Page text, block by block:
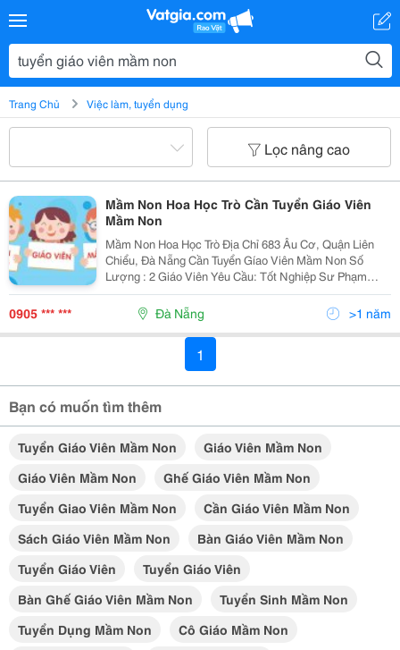
Trang Chủ Việc làm, tuyển dụng
Lọc nâng cao
Mầm Non Hoa Học Trò Cần Tuyển Giáo Viên
Mầm Non
Mầm Non Hoa Học Trò Địa Chỉ 683 Âu Cơ, Quận Liên
Chiểu, Đà Nẵng Cần Tuyển Gíao Viên Mầm Non Số
Lượng : 2 Giáo Viên Yêu Cầu: Tốt Nghiệp Sư Phạm
Mầm Non Lương Thỏa Thuận Khi Phỏng Vấn Liên Hệ
Ứng Tuyển 0905693816
0905 *** *** Đà Nẵng >1 năm
1
Bạn có muốn tìm thêm
Tuyển Giáo Viên Mầm Non
Giáo Viên Mầm Non
Giáo Viên Mầm Non
Ghế Giáo Viên Mầm Non
Tuyển Giao Viên Mầm Non
Cần Giáo Viên Mầm Non
Sách Giáo Viên Mầm Non
Bàn Giáo Viên Mầm Non
Tuyển Giáo Viên
Tuyển Giáo Viên
Bàn Ghế Giáo Viên Mầm Non
Tuyển Sinh Mầm Non
Tuyển Dụng Mầm Non
Cô Giáo Mầm Non